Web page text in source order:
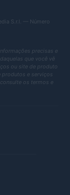
S.r.l. — Número
precisas e
que você vê
ou site de produto
e serviços
os termos e